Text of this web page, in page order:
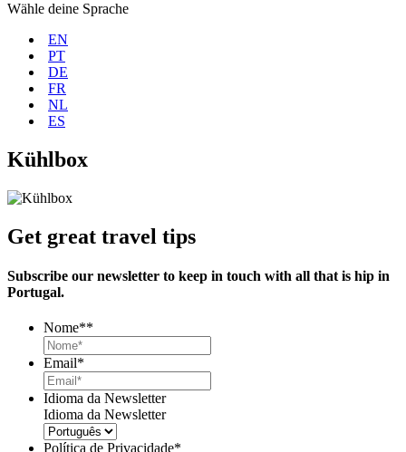
Wähle deine Sprache
EN
PT
DE
FR
NL
ES
Kühlbox
Get great travel tips
Subscribe our newsletter to keep in touch with all that is hip in
Portugal.
Nome**
Email*
Idioma da Newsletter
Idioma da Newsletter
Política de Privacidade*